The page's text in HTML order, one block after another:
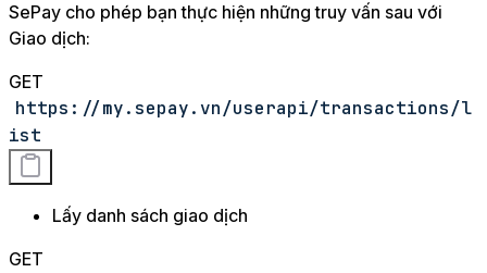
SePay cho phép bạn thực hiện những truy vấn sau với
Giao dịch:
GET
https://my.sepay.vn/userapi/transactions/l
ist
Lấy danh sách giao dịch
GET